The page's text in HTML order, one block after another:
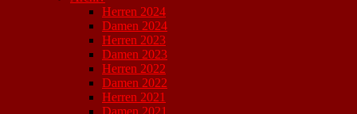
Herren 2024
Damen 2024
Herren 2023
Damen 2023
Herren 2022
Damen 2022
Herren 2021
Damen 2021